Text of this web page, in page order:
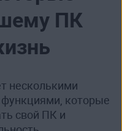
ПК
несколькими
которые
свой ПК и